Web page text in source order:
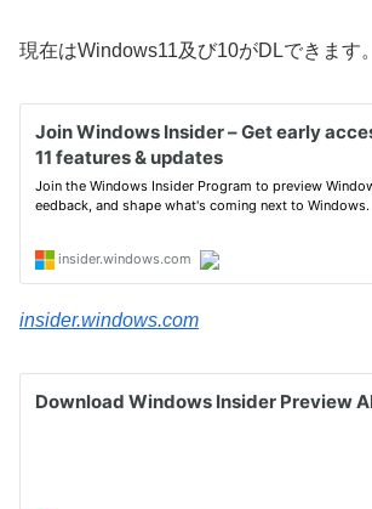
現在はWindows11及び10がDLできます。
insider.windows.com